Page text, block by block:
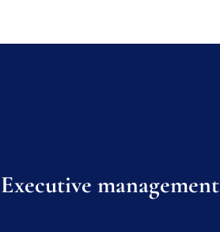
Executive management